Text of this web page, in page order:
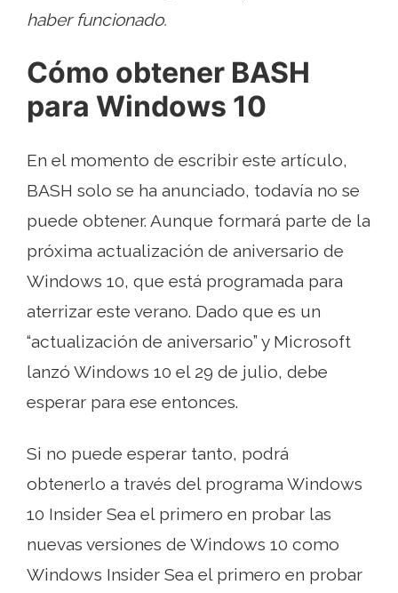
haber funcionado.
Cómo obtener BASH
para Windows 10
En el momento de escribir este artículo,
BASH solo se ha anunciado, todavía no se
puede obtener. Aunque formará parte de la
próxima actualización de aniversario de
Windows 10, que está programada para
aterrizar este verano. Dado que es un
“actualización de aniversario” y Microsoft
lanzó Windows 10 el 29 de julio, debe
esperar para ese entonces.
Si no puede esperar tanto, podrá
obtenerlo a través del programa Windows
10 Insider Sea el primero en probar las
nuevas versiones de Windows 10 como
Windows Insider Sea el primero en probar